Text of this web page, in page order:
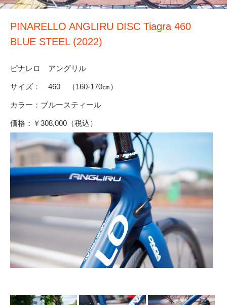
PINARELLO ANGLIRU DISC Tiagra 460
BLUE STEEL (2022)
ピナレロ アングリル
サイズ： 460 （160-170㎝）
カラー：ブルースティール
価格：￥308,000（税込）